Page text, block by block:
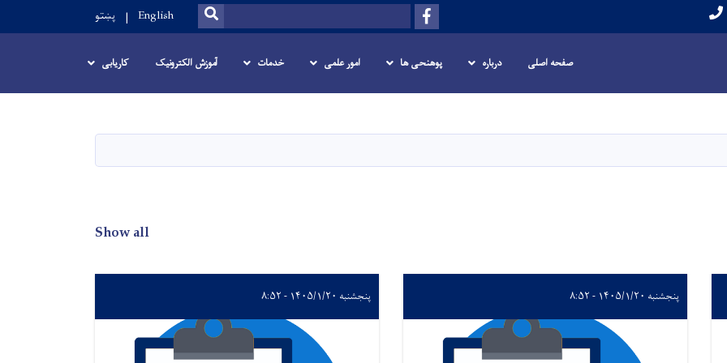
content
Facebook
Search
SEARCH
English پښتو
صفحه اصلی درباره پوهنحی ها امور علمی خدمات آموزش الکترونیک کاریابی
Show all
پنجشنبه ۱۴۰۵/۱/۲۰ - ۸:۵۲ پنجشنبه ۱۴۰۵/۱/۲۰ - ۸:۵۲